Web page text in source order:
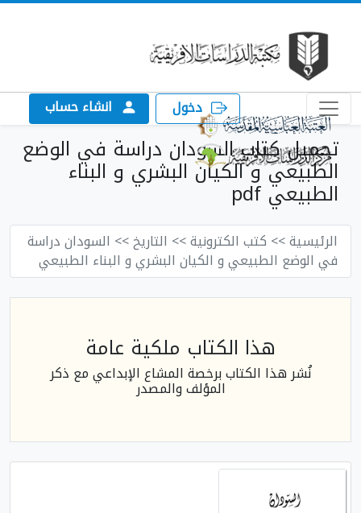
دخول انشاء حساب
تحميل كتاب السودان دراسة في الوضع
الطبيعي و الكيان البشري و البناء
الطبيعي pdf
الرئيسية>> كتب الكترونية>> التاريخ>> السودان دراسة
في الوضع الطبيعي و الكيان البشري و البناء الطبيعي
هذا الكتاب ملكية عامة
نُشر هذا الكتاب برخصة المشاع الإبداعي مع ذكر
المؤلف والمصدر